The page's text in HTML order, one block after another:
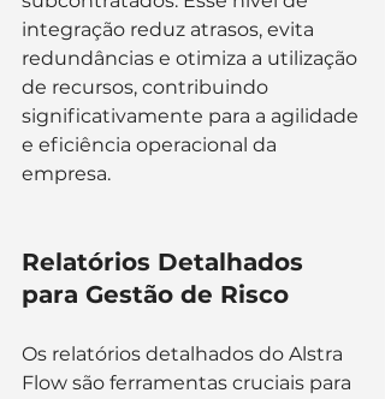
integração reduz atrasos, evita
redundâncias e otimiza a utilização
de recursos, contribuindo
significativamente para a agilidade
e eficiência operacional da
empresa.
Relatórios Detalhados
para Gestão de Risco
Os relatórios detalhados do Alstra
Flow são ferramentas cruciais para